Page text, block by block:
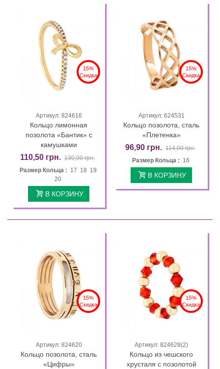
15%
Скидка
Артикул: 824616
Кольцо лимонная
позолота «Бантик» с
камушками
110,50 грн. 130,00 грн.
Размер Кольца : 17 18 19
20
В КОРЗИНУ
15%
Скидка
Артикул: 624531
Кольцо позолота, сталь
«Плетенка»
96,90 грн. 114,00 грн.
Размер Кольца : 16
В КОРЗИНУ
15%
Скидка
Артикул: 824620
Кольцо позолота, сталь
«Цифры»
15%
Скидка
Артикул: 824628(2)
Кольцо из чешского
хрусталя с позолотой